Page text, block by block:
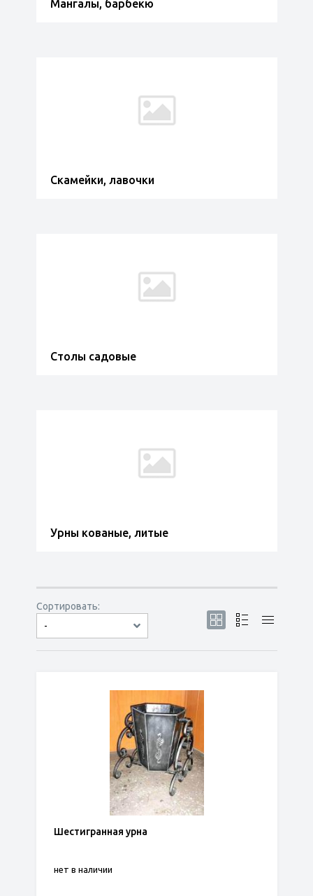
Мангалы, барбекю
Скамейки, лавочки
Столы садовые
Урны кованые, литые
Сортировать:
-
по популярности
сначала дешёвые
сначала дорогие
Шестигранная урна
нет в наличии